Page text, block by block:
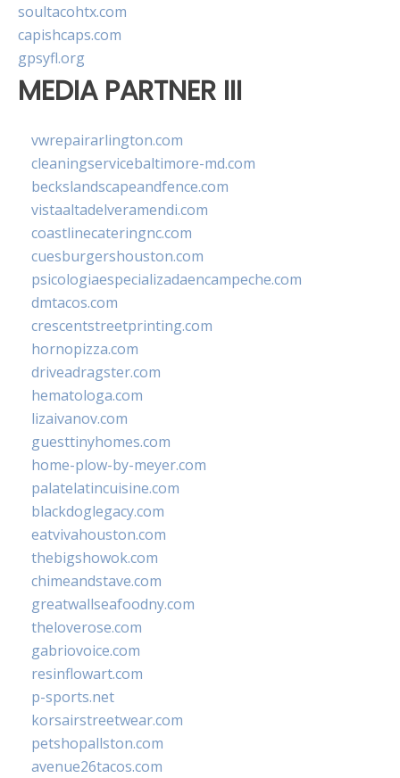
soultacohtx.com
capishcaps.com
gpsyfl.org
MEDIA PARTNER III
vwrepairarlington.com
cleaningservicebaltimore-md.com
beckslandscapeandfence.com
vistaaltadelveramendi.com
coastlinecateringnc.com
cuesburgershouston.com
psicologiaespecializadaencampeche.com
dmtacos.com
crescentstreetprinting.com
hornopizza.com
driveadragster.com
hematologa.com
lizaivanov.com
guesttinyhomes.com
home-plow-by-meyer.com
palatelatincuisine.com
blackdoglegacy.com
eatvivahouston.com
thebigshowok.com
chimeandstave.com
greatwallseafoodny.com
theloverose.com
gabriovoice.com
resinflowart.com
p-sports.net
korsairstreetwear.com
petshopallston.com
avenue26tacos.com